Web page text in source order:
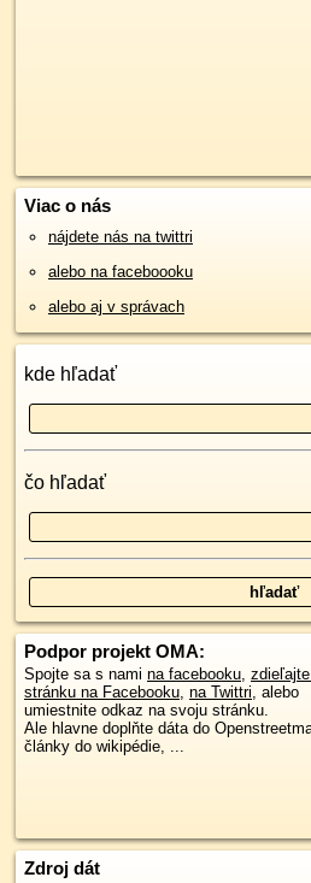
Viac o nás
nájdete nás na twittri
alebo na faceboooku
alebo aj v správach
kde hľadať
čo hľadať
Podpor projekt OMA:
Spojte sa s nami na facebooku,
stránku na Facebooku, na Twittri, alebo
umiestnite odkaz na svoju stránku.
Ale hlavne doplňte dáta do
články do wikipédie, ...
Zdroj dát